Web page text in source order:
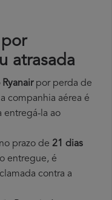
por
atrasada
por perda de
companhia aérea é
entregá-la ao
prazo de 21 dias
entregue, é
contra a